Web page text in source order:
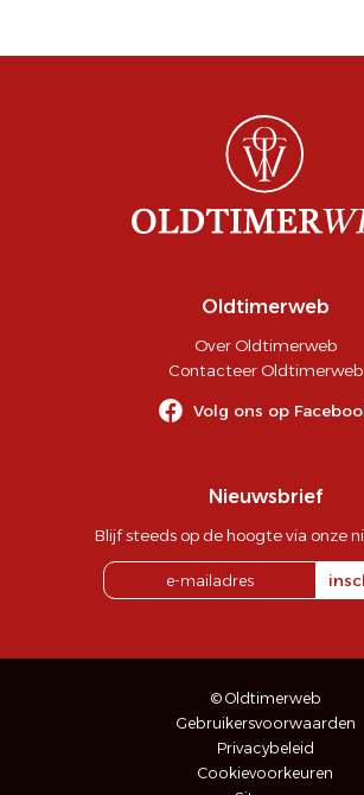
Oldtimerweb
Over Oldtimerweb
Contacteer Oldtimerweb
Volg ons op
Nieuwsbrief
Blijf steeds op de hoogte via onze
© Oldtimerweb
Gebruikersvoorwaarden
Privacybeleid
Cookievoorkeuren